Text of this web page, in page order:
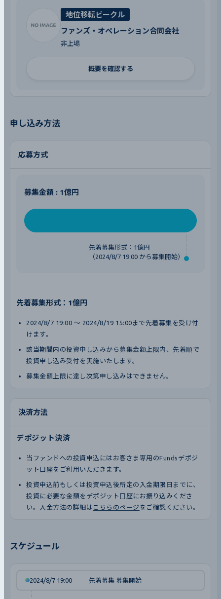
地位移転ビークル
ファンズ・オペレーション合同会社
非上場
概要を確認する
申し込み方法
応募方式
募集金額 : 1億円
先着募集形式：1億円
（2024/8/7 19:00 から募集開始）
先着募集形式：1億円
2024/8/7 19:00 〜 2024/8/19 15:00まで先着募集を受け付
けます。
該当期間内の投資申し込みから募集金額上限内、先着順で
投資申し込み受付を実施いたします。
募集金額上限に達し次第申し込みはできません。
決済方法
デポジット決済
当ファンドへの投資申込にはお客さま専用のFundsデポジ
ット口座をご利用いただきます。
投資申込前もしくは投資申込後所定の入金期限日までに、
投資に必要な金額をデポジット口座にお振り込みくださ
い。入金方法の詳細は こちらのページ をご確認ください。
スケジュール
2024/8/7 19:00 先着募集 募集開始